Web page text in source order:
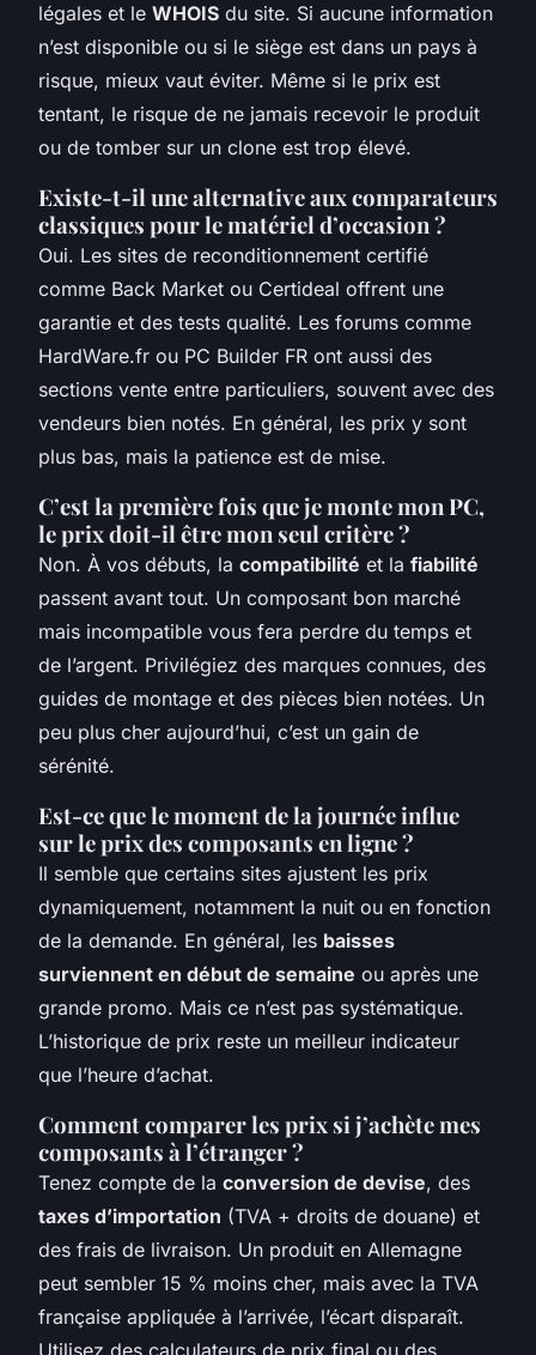
légales et le WHOIS du site. Si aucune information
n’est disponible ou si le siège est dans un pays à
risque, mieux vaut éviter. Même si le prix est
tentant, le risque de ne jamais recevoir le produit
ou de tomber sur un clone est trop élevé.
Existe-t-il une alternative aux comparateurs
classiques pour le matériel d’occasion ?
Oui. Les sites de reconditionnement certifié
comme Back Market ou Certideal offrent une
garantie et des tests qualité. Les forums comme
HardWare.fr ou PC Builder FR ont aussi des
sections vente entre particuliers, souvent avec des
vendeurs bien notés. En général, les prix y sont
plus bas, mais la patience est de mise.
C’est la première fois que je monte mon PC,
le prix doit-il être mon seul critère ?
Non. À vos débuts, la compatibilité et la fiabilité
passent avant tout. Un composant bon marché
mais incompatible vous fera perdre du temps et
de l’argent. Privilégiez des marques connues, des
guides de montage et des pièces bien notées. Un
peu plus cher aujourd’hui, c’est un gain de
sérénité.
Est-ce que le moment de la journée influe
sur le prix des composants en ligne ?
Il semble que certains sites ajustent les prix
dynamiquement, notamment la nuit ou en fonction
de la demande. En général, les baisses
surviennent en début de semaine ou après une
grande promo. Mais ce n’est pas systématique.
L’historique de prix reste un meilleur indicateur
que l’heure d’achat.
Comment comparer les prix si j’achète mes
composants à l’étranger ?
Tenez compte de la conversion de devise, des
taxes d’importation (TVA + droits de douane) et
des frais de livraison. Un produit en Allemagne
peut sembler 15 % moins cher, mais avec la TVA
française appliquée à l’arrivée, l’écart disparaît.